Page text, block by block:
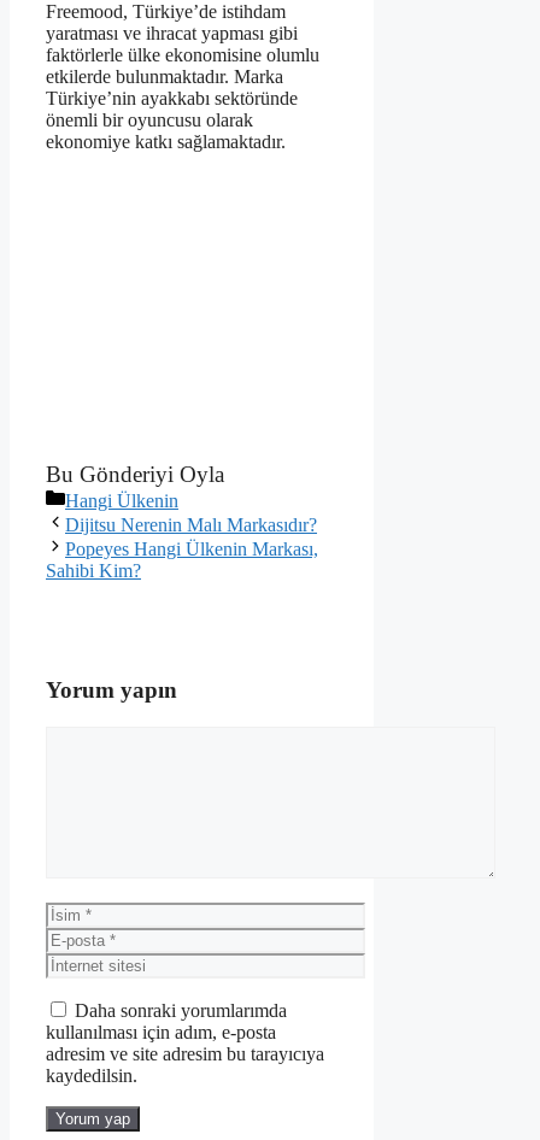
Freemood, Türkiye’de istihdam
yaratması ve ihracat yapması gibi
faktörlerle ülke ekonomisine olumlu
etkilerde bulunmaktadır. Marka
Türkiye’nin ayakkabı sektöründe
önemli bir oyuncusu olarak
ekonomiye katkı sağlamaktadır.
Bu Gönderiyi Oyla
Kategoriler
Hangi Ülkenin
Dijitsu Nerenin Malı Markasıdır?
Popeyes Hangi Ülkenin Markası,
Sahibi Kim?
Yorum yapın
İsim
E-
posta
İnternet
sitesi
Daha sonraki yorumlarımda
kullanılması için adım, e-posta
adresim ve site adresim bu tarayıcıya
kaydedilsin.